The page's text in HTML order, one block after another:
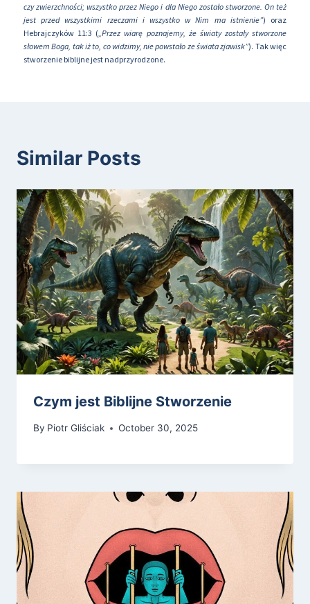
czy zwierzchności; wszystko przez Niego i dla Niego zostało stworzone. On też
jest przed wszystkimi rzeczami i wszystko w Nim ma istnienie”) oraz
Hebrajczyków 11:3 ( „Przez wiarę poznajemy, że światy zostały stworzone
słowem Boga, tak iż to, co widzimy, nie powstało ze świata zjawisk”). Tak więc
stworzenie biblijne jest nadprzyrodzone.
Similar Posts
Czym jest Biblijne Stworzenie
By Piotr Gliściak October 30, 2025